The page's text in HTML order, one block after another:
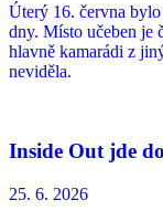
Úterý 16. června
dny. Místo učeben je
hlavně kamarádi z
neviděla.
Inside Out jde
25. 6. 2026